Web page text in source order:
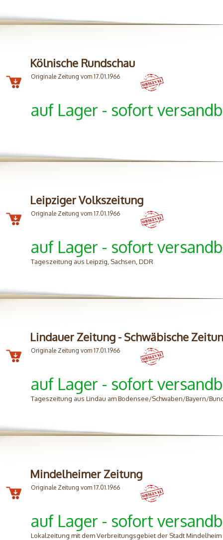
Kölnische Rundschau
Originale Zeitung vom 17.01.1966
auf Lager - sofort
Leipziger Volkszeitung
Originale Zeitung vom 17.01.1966
auf Lager - sofort
Tageszeitung aus Leipzig, Sachsen, DDR
Lindauer Zeitung - Schwäbische
Originale Zeitung vom 17.01.1966
auf Lager - sofort
Tageszeitung aus Lindau am Bodensee/Schwaben/Bayern/
Mindelheimer Zeitung
Originale Zeitung vom 17.01.1966
auf Lager - sofort
Lokalzeitung mit dem Verbreitungsgebiet der Stadt